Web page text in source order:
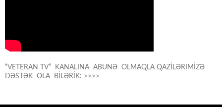
“VETERAN TV” KANALINA ABUNƏ OLMAQLA QAZİLƏRIMİZƏ
DƏSTƏK OLA BİLƏRİK: >>>>